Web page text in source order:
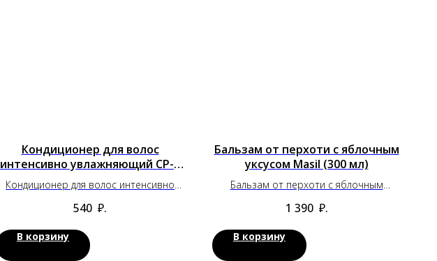
Кондиционер для волос
интенсивно увлажняющий CP-1
Кондиционер для волос интенсивно
540 ₽.
В корзину
Бальзам от перхоти с яблочным
уксусом Masil (300 мл)
Бальзам от перхоти с яблочным
1 390 ₽.
В корзину